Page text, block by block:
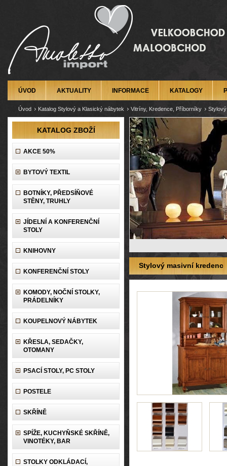
ÚVOD AKTUALITY INFORMACE KATALOGY
Úvod Katalog Stylový a Klasický nábytek Vitríny, Kredence, Příborníky
KATALOG ZBOŽÍ
AKCE 50%
BYTOVÝ TEXTIL
BOTNÍKY, PŘEDSÍŇOVÉ
STĚNY, TRUHLY
JÍDELNÍ A KONFERENČNÍ
STOLY
KNIHOVNY
KONFERENČNÍ STOLY
KOMODY, NOČNÍ STOLKY,
PRÁDELNÍKY
KOUPELNOVÝ NÁBYTEK
KŘESLA, SEDAČKY,
OTOMANY
PSACÍ STOLY, PC STOLY
POSTELE
SKŘÍNĚ
SPÍŽE, KUCHYŇSKÉ SKŘÍNĚ,
VINOTÉKY, BAR
STOLKY ODKLÁDACÍ,
Stylový masivní kredenc